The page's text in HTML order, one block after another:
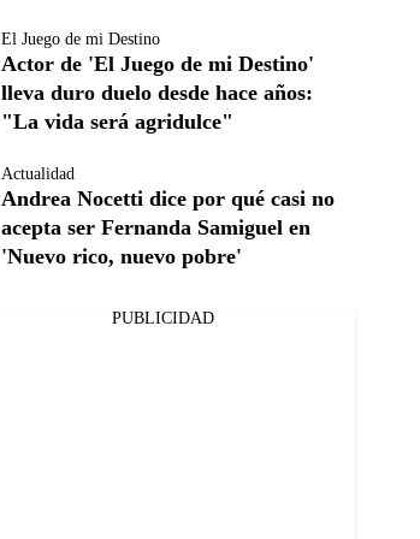
El Juego de mi Destino
Actor de 'El Juego de mi Destino'
lleva duro duelo desde hace años:
"La vida será agridulce"
Actualidad
Andrea Nocetti dice por qué casi no
acepta ser Fernanda Samiguel en
'Nuevo rico, nuevo pobre'
PUBLICIDAD